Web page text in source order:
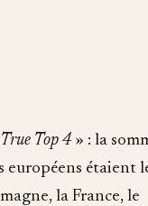
True Top 4» : la
européens étaient
la France, le